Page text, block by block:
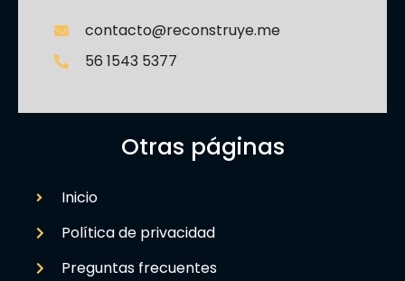
contacto@reconstruye.me
56 1543 5377
Otras páginas
Inicio
Política de privacidad
Preguntas frecuentes